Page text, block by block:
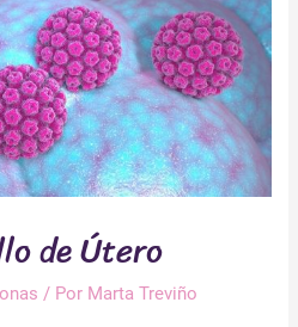
de Útero
/ Por Marta Treviño